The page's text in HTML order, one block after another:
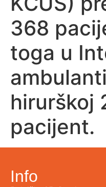
368
toga u
hirurškoj
pacijent.
Info